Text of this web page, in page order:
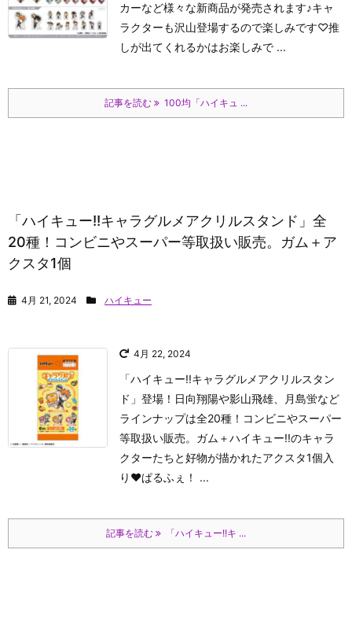
カーなど様々な新商品が発売されます♪キャ
ラクターも沢山登場するので楽しみです♡推
しが出てくれるかはお楽しみで ...
記事を読む 100均「ハイキュ ...
「ハイキュー!!キャラグルメアクリルスタンド」全
20種！コンビニやスーパー等取扱い販売。ガム＋ア
クスタ1個
4月 21, 2024 ハイキュー
4月 22, 2024
「ハイキュー!!キャラグルメアクリルスタン
ド」登場！日向翔陽や影山飛雄、月島蛍など
ラインナップは全20種！コンビニやスーパー
等取扱い販売。ガム＋ハイキュー!!のキャラ
クターたちと好物が描かれたアクスタ1個入
り♥ぱるふぇ！ ...
記事を読む 「ハイキュー!!キ ...